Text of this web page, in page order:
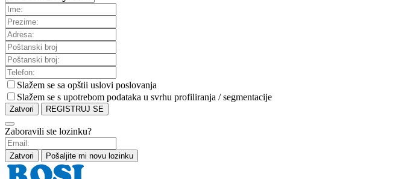
Slažem se sa opštii uslovi poslovanja
Slažem se s upotrebom podataka u svrhu profiliranja / segmentacije
Zatvori REGISTRUJ SE
Zaboravili ste lozinku?
Zatvori Pošaljite mi novu lozinku